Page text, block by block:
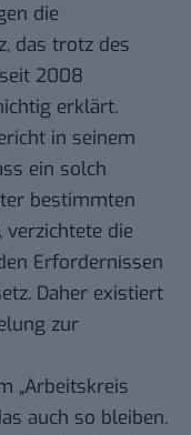
die
das trotz des
seit 2008
erklärt.
in seinem
ein solch
bestimmten
die
Erfordernissen
Daher existiert
zur
„Arbeitskreis
auch so bleiben.